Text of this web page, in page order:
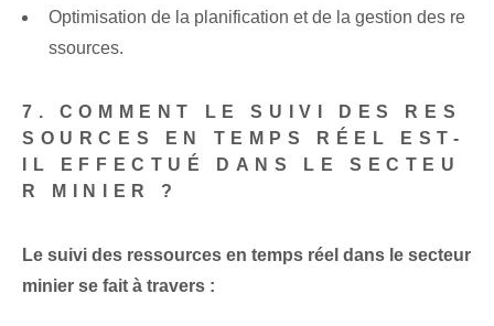
Optimisation de la planification et de la gestion des re
ssources.
7. COMMENT LE SUIVI DES RES
SOURCES EN TEMPS RÉEL EST-
IL EFFECTUÉ DANS LE SECTEU
R MINIER ?
Le suivi des ressources en temps réel dans le secteur
minier se fait à travers :